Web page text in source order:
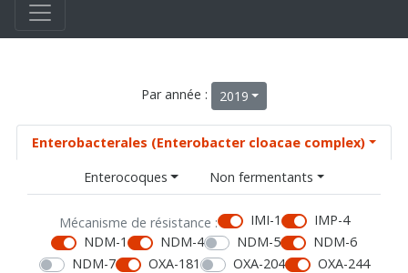
Par année : 2019
Enterobacterales (Enterobacter cloacae complex)
Enterocoques
Non fermentants
Mécanisme de résistance : IMI-1
IMP-4
NDM-1
NDM-4 NDM-5
NDM-6
NDM-7
OXA-181 OXA-204
OXA-244